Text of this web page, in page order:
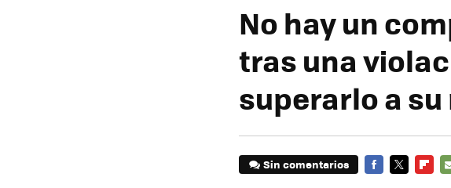
No hay un
tras una
superarlo a
Sin comentarios